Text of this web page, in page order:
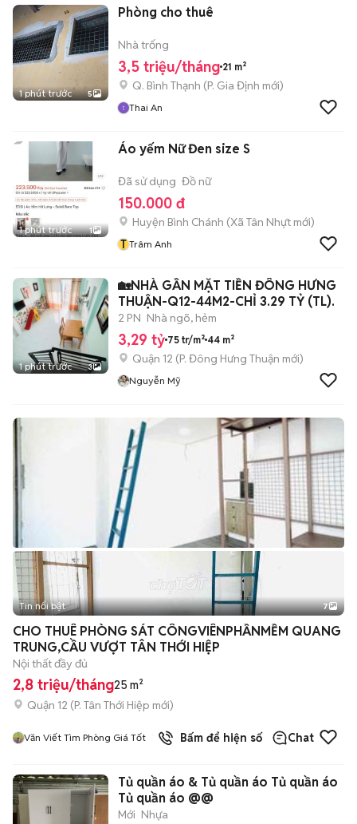
1 phút trước 5
Phòng cho thuê
Nhà trống
3,5 triệu/tháng 21 m²
Q. Bình Thạnh (P. Gia Định mới)
Thai An
1 phút trước 1
Áo yếm Nữ Đen size S
Đã sử dụng Đồ nữ
150.000 đ
Huyện Bình Chánh (Xã Tân Nhựt mới)
T Trâm Anh
1 phút trước 3
🏡NHÀ GẦN MẶT TIỀN ĐÔNG HƯNG
THUẬN-Q12-44M2-CHỈ 3.29 TỶ (TL).
2 PN Nhà ngõ, hẻm
3,29 tỷ 75 tr/m² 44 m²
Quận 12 (P. Đông Hưng Thuận mới)
Nguyễn Mỹ
+2
Tin nổi bật 7
CHO THUÊ PHÒNG SÁT CÔNGVIÊNPHẦNMỀM QUANG
TRUNG,CẦU VƯỢT TÂN THỚI HIỆP
Nội thất đầy đủ
2,8 triệu/tháng25 m²
Quận 12 (P. Tân Thới Hiệp mới)
Văn Viết Tìm Phòng Giá Tốt đã bánBấm để hiện số Chat
Tủ quần áo & Tủ quần áo Tủ quần áo
Tủ quần áo @@
Mới Nhựa